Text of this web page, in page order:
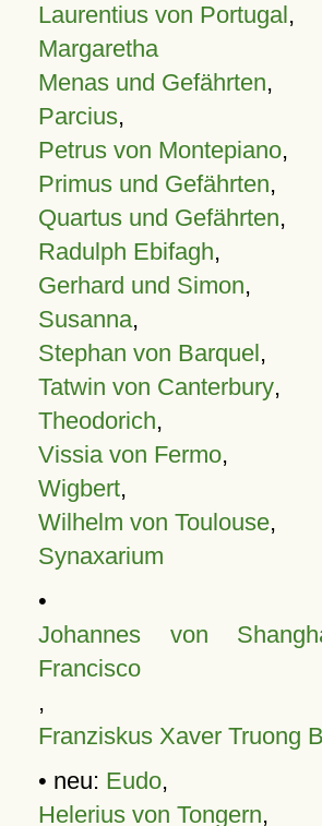
Laurentius von Portugal,
Margaretha
Menas und Gefährten,
Parcius,
Petrus von Montepiano,
Primus und Gefährten,
Quartus und Gefährten,
Radulph Ebifagh,
Gerhard und Simon,
Susanna,
Stephan von Barquel,
Tatwin von Canterbury,
Theodorich,
Vissia von Fermo,
Wigbert,
Wilhelm von Toulouse,
Synaxarium
•
Johannes von
Francisco
,
Franziskus Xaver Truong
• neu: Eudo,
Helerius von Tongern,